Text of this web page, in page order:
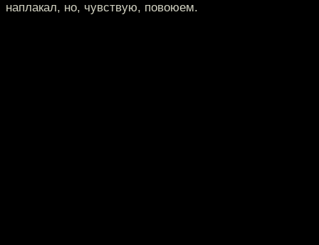
наплакал, но, чувствую, повоюем.